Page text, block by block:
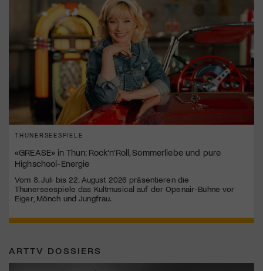
THUNERSEESPIELE
«GREASE» in Thun: Rock’n’Roll, Sommerliebe und pure
Highschool-Energie
Vom 8. Juli bis 22. August 2026 präsentieren die
Thunerseespiele das Kultmusical auf der Openair-Bühne vor
Eiger, Mönch und Jungfrau.
ARTTV DOSSIERS